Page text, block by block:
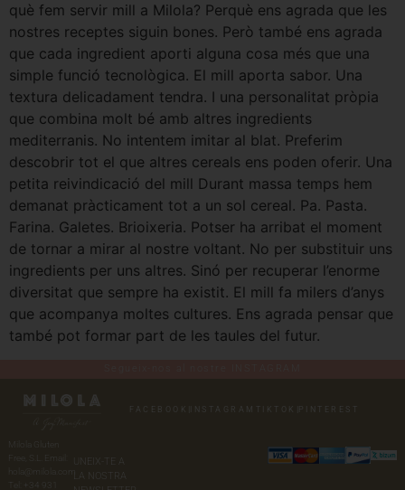
què fem servir mill a Milola? Perquè ens agrada que les
nostres receptes siguin bones. Però també ens agrada
que cada ingredient aporti alguna cosa més que una
simple funció tecnològica. El mill aporta sabor. Una
textura delicadament tendra. I una personalitat pròpia
que combina molt bé amb altres ingredients
mediterranis. No intentem imitar al blat. Preferim
descobrir tot el que altres cereals ens poden oferir. Una
petita reivindicació del mill Durant massa temps hem
demanat pràcticament tot a un sol cereal. Pa. Pasta.
Farina. Galetes. Brioixeria. Potser ha arribat el moment
de tornar a mirar al nostre voltant. No per substituir uns
ingredients per uns altres. Sinó per recuperar l’enorme
diversitat que sempre ha existit. El mill fa milers d’anys
que acompanya moltes cultures. Ens agrada pensar que
també pot formar part de les taules del futur.
FACEBOOK INSTAGRAM TIKTOK PINTEREST
Milola Gluten
Free, S.L. Email:
hola@milola.com
Tel: +34 931
UNEIX-TE A
LA NOSTRA